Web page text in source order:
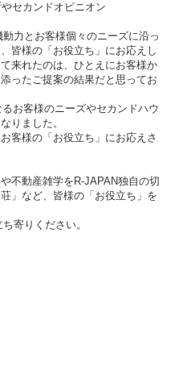
セカンドオピニオン
力とお客様個々のニーズに沿っ
皆様の「お役立ち」にお応えし
来れたのは、ひとえにお客様か
ったご提案の結果だと思ってお
お客様のニーズやセカンドハウ
りました。
客様の「お役立ち」にお応えさ
不動産雑学をR-JAPAN独自の切
」など、皆様の「お役立ち」を
寄りください。